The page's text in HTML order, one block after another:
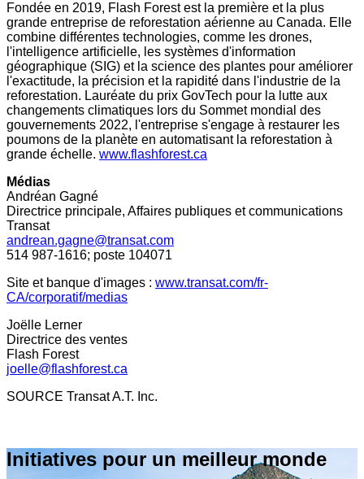
Fondée en 2019, Flash Forest est la première et la plus
grande entreprise de reforestation aérienne au Canada. Elle
combine différentes technologies, comme les drones,
l'intelligence artificielle, les systèmes d'information
géographique (SIG) et la science des plantes pour améliorer
l'exactitude, la précision et la rapidité dans l'industrie de la
reforestation. Lauréate du prix GovTech pour la lutte aux
changements climatiques lors du Sommet mondial des
gouvernements 2022, l'entreprise s'engage à restaurer les
poumons de la planète en automatisant la reforestation à
grande échelle. www.flashforest.ca
Médias
Andréan Gagné
Directrice principale, Affaires publiques et communications
Transat
andrean.gagne@transat.com
514 987-1616; poste 104071
Site et banque d'images : www.transat.com/fr-
CA/corporatif/medias
Joëlle Lerner
Directrice des ventes
Flash Forest
joelle@flashforest.ca
SOURCE Transat A.T. Inc.
Initiatives pour un meilleur monde